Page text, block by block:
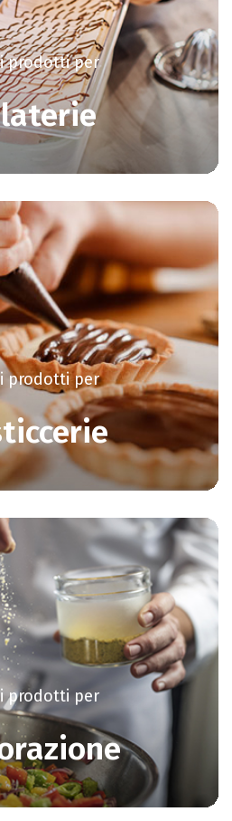
prodotti per
prodotti per
prodotti per